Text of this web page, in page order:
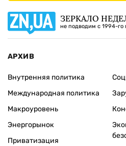
ЗЕРКАЛО
не подводим с 1994-го
АРХИВ
Внутренняя политика
Международная политика
Макроуровень
Энергорынок
Приватизация